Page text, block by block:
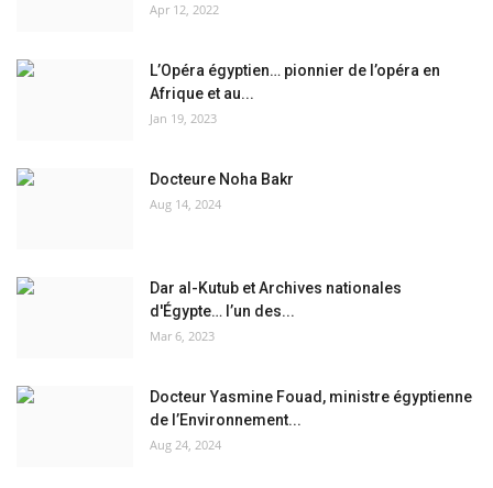
Apr 12, 2022
L’Opéra égyptien… pionnier de l’opéra en
Afrique et au...
Jan 19, 2023
Docteure Noha Bakr
Aug 14, 2024
Dar al-Kutub et Archives nationales
d'Égypte… l’un des...
Mar 6, 2023
Docteur Yasmine Fouad, ministre égyptienne
de l’Environnement...
Aug 24, 2024